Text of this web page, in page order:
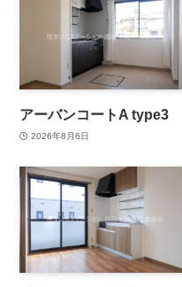
アーバンコートA type3
2026年8月6日